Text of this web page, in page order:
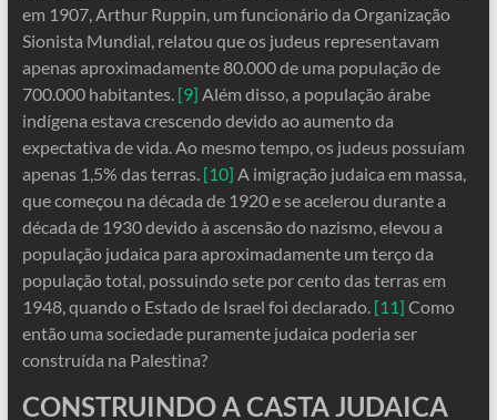
em 1907, Arthur Ruppin, um funcionário da Organização
Sionista Mundial, relatou que os judeus representavam
apenas aproximadamente 80.000 de uma população de
700.000 habitantes. [9] Além disso, a população árabe
indígena estava crescendo devido ao aumento da
expectativa de vida. Ao mesmo tempo, os judeus possuíam
apenas 1,5% das terras. [10] A imigração judaica em massa,
que começou na década de 1920 e se acelerou durante a
década de 1930 devido à ascensão do nazismo, elevou a
população judaica para aproximadamente um terço da
população total, possuindo sete por cento das terras em
1948, quando o Estado de Israel foi declarado. [11] Como
então uma sociedade puramente judaica poderia ser
construída na Palestina?
CONSTRUINDO A CASTA JUDAICA